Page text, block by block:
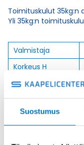
Suostumus
Toimituskulut 35kg:n
Yli 35kg:n
Valmistaja
Korkeus H
Kierteen Pituus Gl
Tuotenimi/Malli
Etim 7